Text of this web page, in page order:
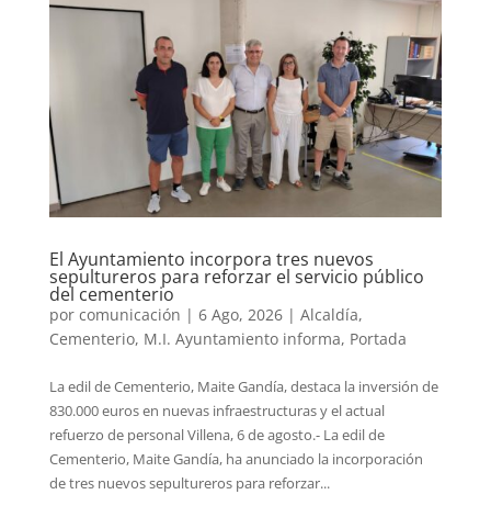
El Ayuntamiento incorpora tres nuevos
sepultureros para reforzar el servicio público
del cementerio
por comunicación | 6 Ago, 2026| Alcaldía,
Cementerio, M.I. Ayuntamiento informa, Portada
La edil de Cementerio, Maite Gandía, destaca la inversión de
830.000 euros en nuevas infraestructuras y el actual
refuerzo de personal Villena, 6 de agosto.- La edil de
Cementerio, Maite Gandía, ha anunciado la incorporación
de tres nuevos sepultureros para reforzar...